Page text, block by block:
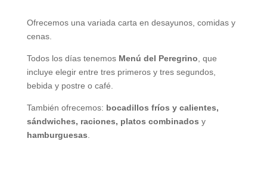
Ofrecemos una variada carta en desayunos, comidas y
cenas.
Todos los días tenemos Menú del Peregrino , que
incluye elegir entre tres primeros y tres segundos,
bebida y postre o café.
También ofrecemos: bocadillos fríos y calientes,
sándwiches, raciones, platos combinados y
hamburguesas